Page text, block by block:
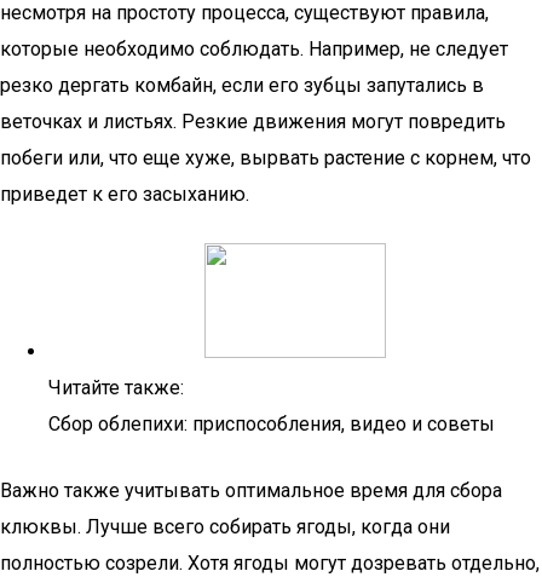
несмотря на простоту процесса, существуют правила,
которые необходимо соблюдать. Например, не следует
резко дергать комбайн, если его зубцы запутались в
веточках и листьях. Резкие движения могут повредить
побеги или, что еще хуже, вырвать растение с корнем, что
приведет к его засыханию.
Читайте также:
Сбор облепихи: приспособления, видео и советы
Важно также учитывать оптимальное время для сбора
клюквы. Лучше всего собирать ягоды, когда они
полностью созрели. Хотя ягоды могут дозревать отдельно,